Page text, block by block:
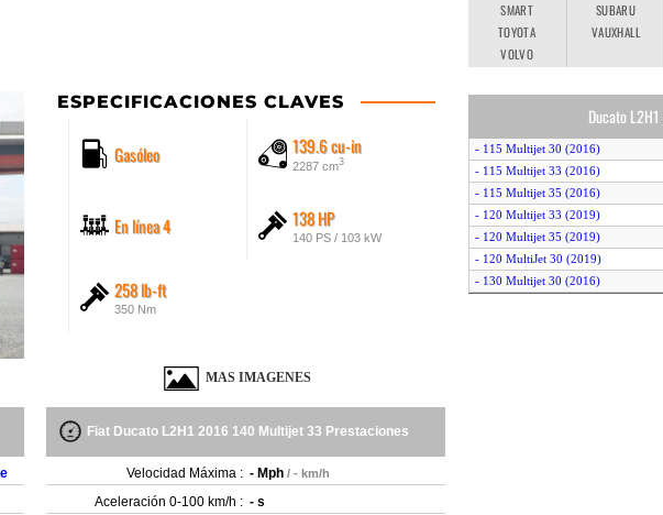
ESPECIFICACIONES CLAVES
Gasóleo 139.6 cu-in
2287 cm3
En línea 4 138 HP
140 PS / 103 kW
258 lb-ft
350 Nm
MAS IMAGENES
Fiat Ducato L2H1 2016 140 Multijet 33 Prestaciones
Velocidad Máxima : - Mph / - km/h
Aceleración 0-100 km/h : - s
SMART
SUBARU
TOYOTA
VAUXHALL
VOLVO
Ducato
- 115 Multijet 30 (2016)
- 115 Multijet 33 (2016)
- 115 Multijet 35 (2016)
- 120 Multijet 33 (2019)
- 120 Multijet 35 (2019)
- 120 MultiJet 30 (2019)
- 130 Multijet 30 (2016)